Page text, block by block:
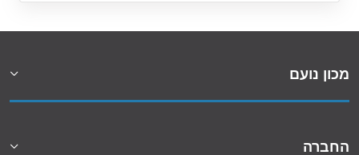
מכון נועם
החברה